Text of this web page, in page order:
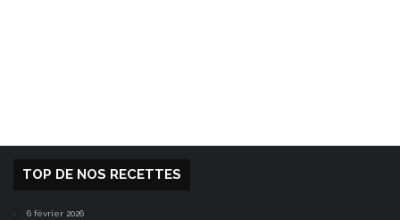
TOP DE NOS RECETTES
6 février 2026